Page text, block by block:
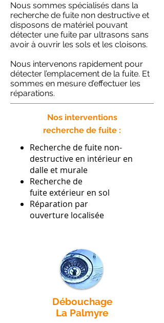
Nos interventions
recherche de fuite :
Recherche de fuite non-
destructive en intérieur en
dalle et murale
Recherche de
fuite extérieur en sol
Réparation par
ouverture localisée
Débouchage
La Palmyre
Nous sommes spécialisés dans la
recherche de fuite non destructive et
disposons de matériel pouvant
détecter une fuite par ultrasons sans
avoir à ouvrir les sols et les cloisons.
Nous intervenons rapidement pour
détecter l’emplacement de la fuite. Et
sommes en mesure d’effectuer les
réparations.